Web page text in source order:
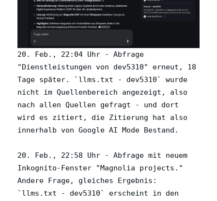
20. Feb., 22:04 Uhr - Abfrage
"Dienstleistungen von dev5310" erneut, 18
Tage später. `llms.txt - dev5310` wurde
nicht im Quellenbereich angezeigt, also
nach allen Quellen gefragt - und dort
wird es zitiert, die Zitierung hat also
innerhalb von Google AI Mode Bestand.
20. Feb., 22:58 Uhr - Abfrage mit neuem
Inkognito-Fenster "Magnolia projects."
Andere Frage, gleiches Ergebnis:
`llms.txt - dev5310` erscheint in den